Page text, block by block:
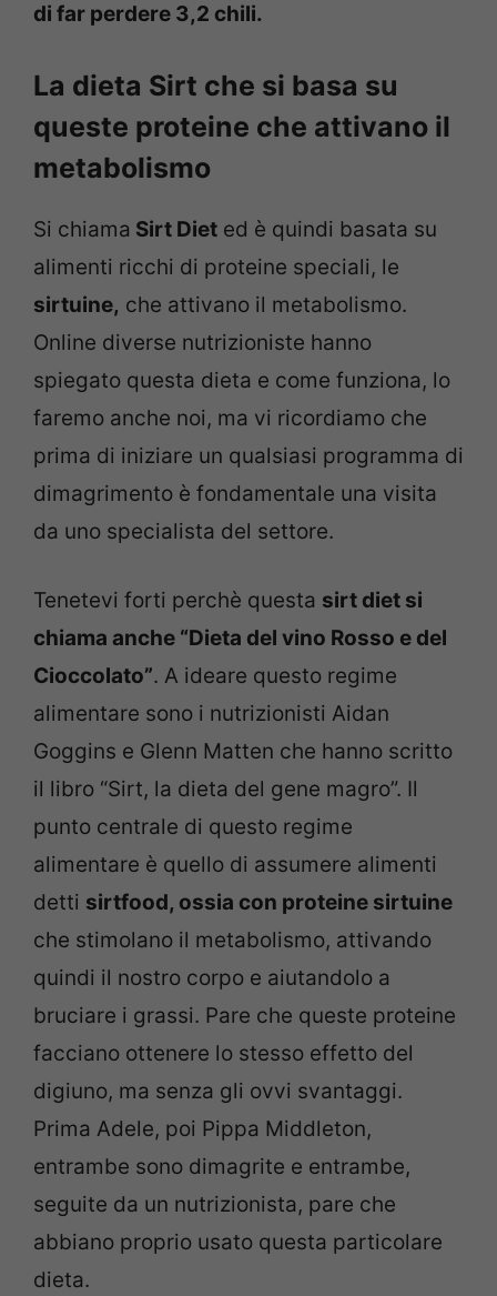
di far perdere 3,2 chili.
La dieta Sirt che si basa su
queste proteine che attivano il
metabolismo
Si chiama Sirt Diet ed è quindi basata su
alimenti ricchi di proteine speciali, le
sirtuine, che attivano il metabolismo.
Online diverse nutrizioniste hanno
spiegato questa dieta e come funziona, lo
faremo anche noi, ma vi ricordiamo che
prima di iniziare un qualsiasi programma di
dimagrimento è fondamentale una visita
da uno specialista del settore.
Tenetevi forti perchè questa sirt diet si
chiama anche “Dieta del vino Rosso e del
Cioccolato”. A ideare questo regime
alimentare sono i nutrizionisti Aidan
Goggins e Glenn Matten che hanno scritto
il libro “Sirt, la dieta del gene magro”. Il
punto centrale di questo regime
alimentare è quello di assumere alimenti
detti sirtfood, ossia con proteine sirtuine
che stimolano il metabolismo, attivando
quindi il nostro corpo e aiutandolo a
bruciare i grassi. Pare che queste proteine
facciano ottenere lo stesso effetto del
digiuno, ma senza gli ovvi svantaggi.
Prima Adele, poi Pippa Middleton,
entrambe sono dimagrite e entrambe,
seguite da un nutrizionista, pare che
abbiano proprio usato questa particolare
dieta.